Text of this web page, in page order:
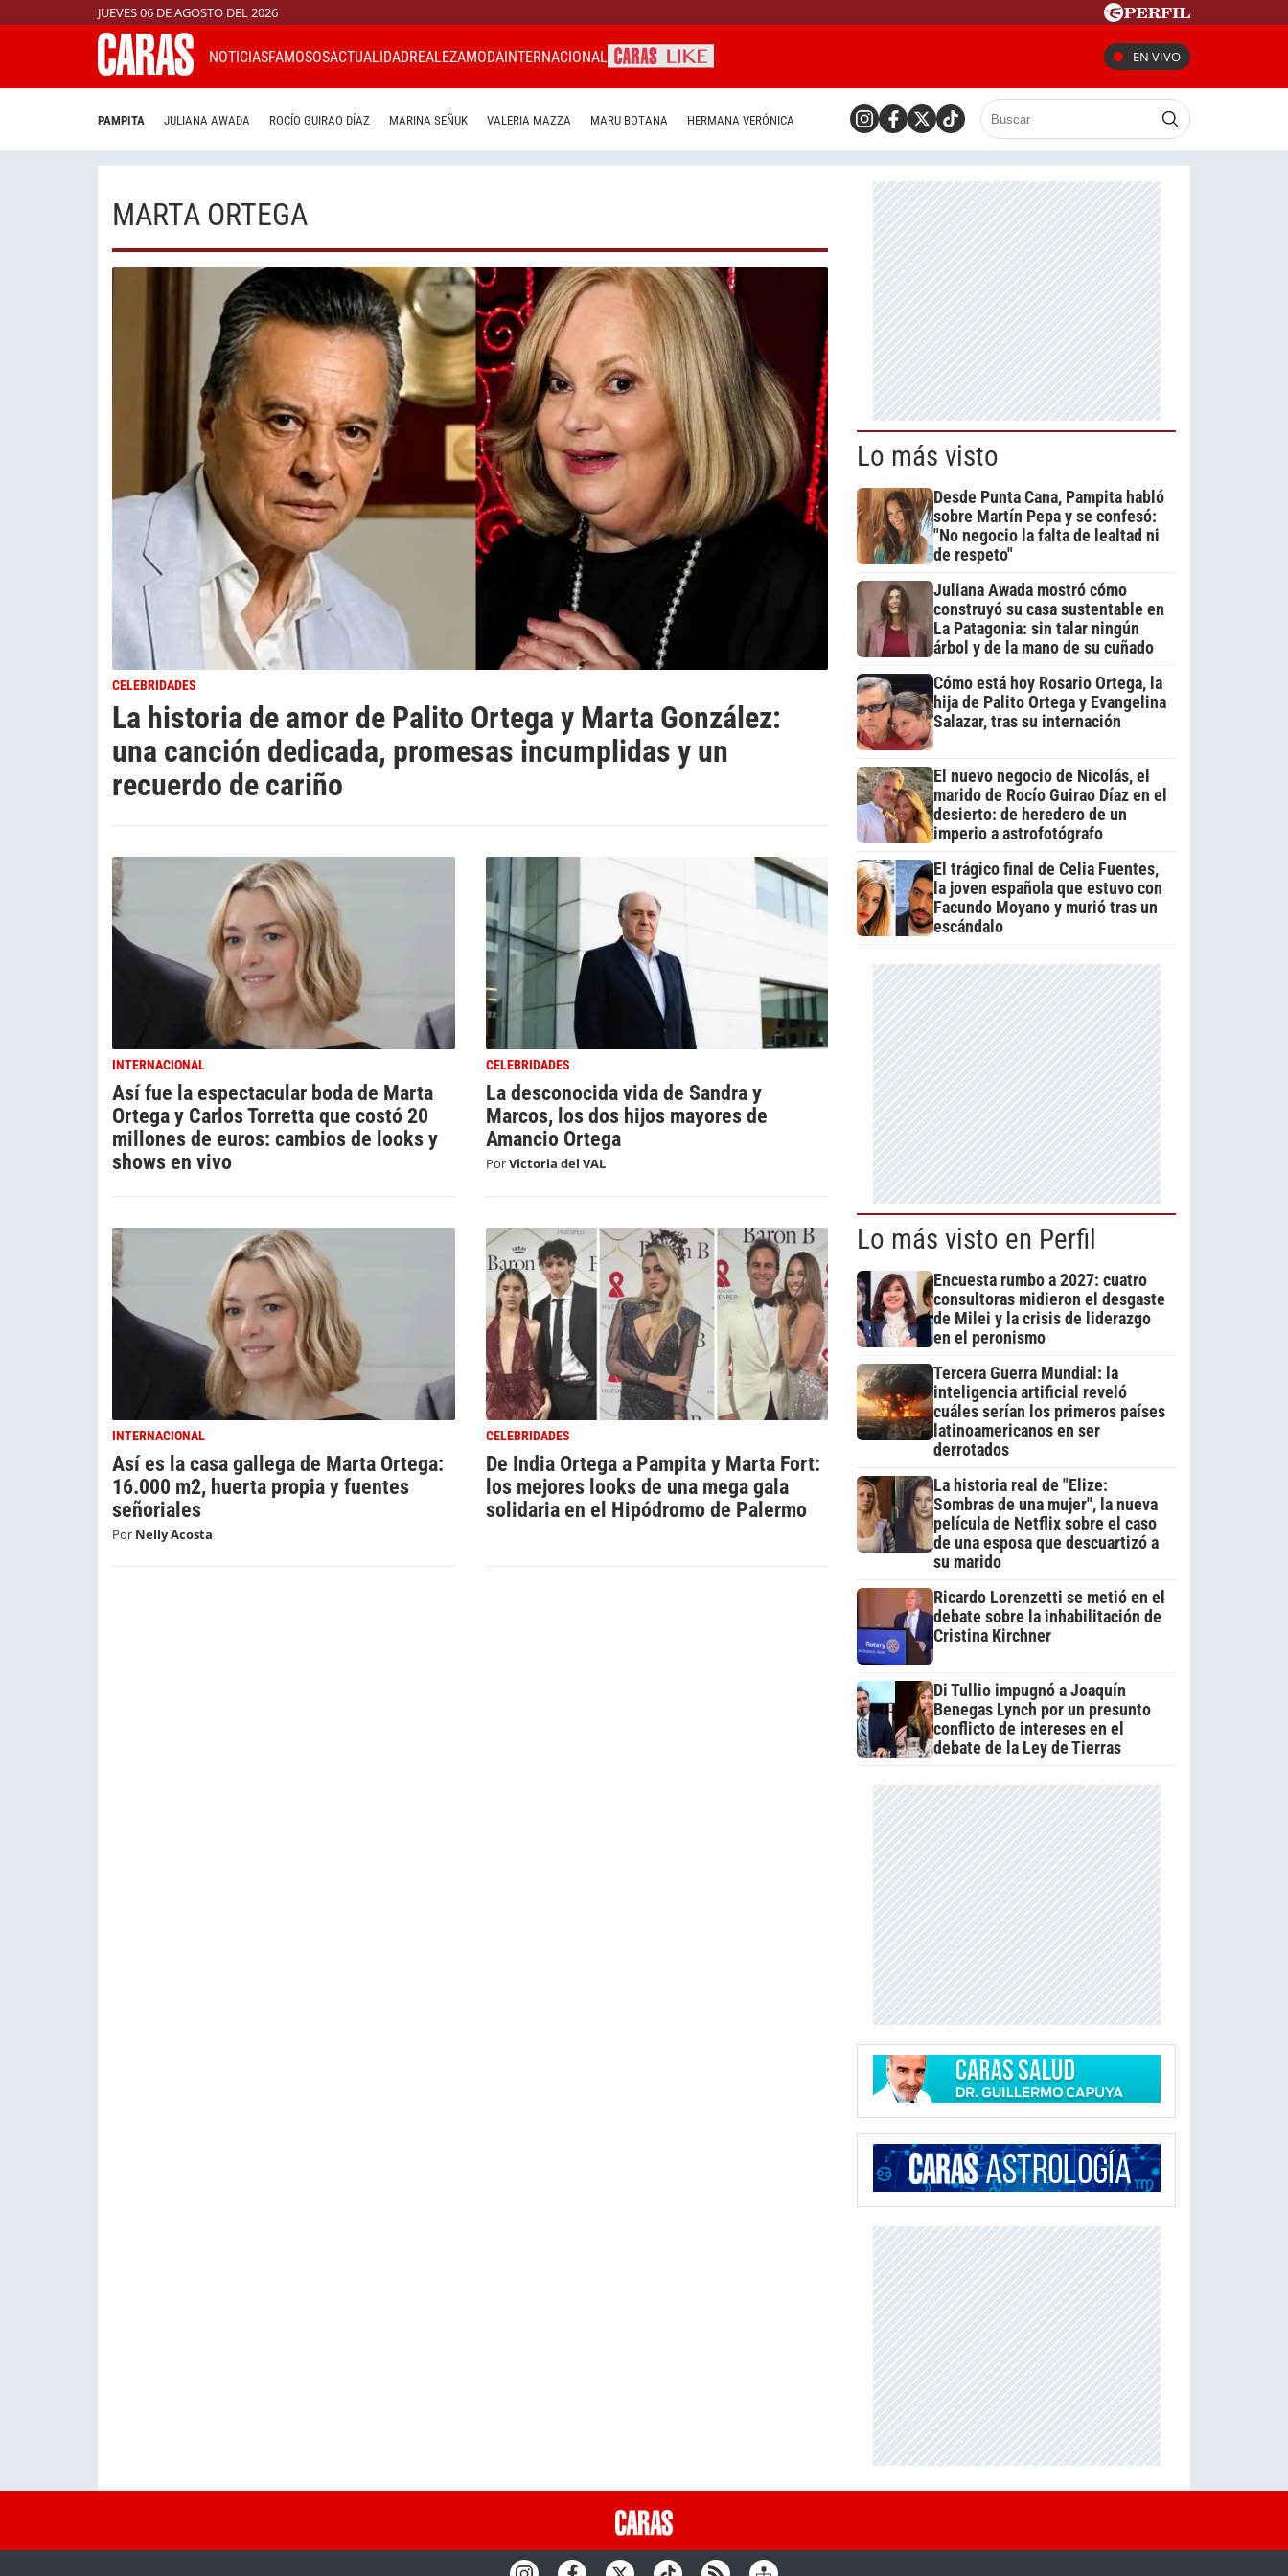
JUEVES 06 DE AGOSTO DEL 2026
NOTICIASFAMOSOSACTUALIDADREALEZAMODAINTERNACIONAL EN VIVO
PAMPITA JULIANA AWADA ROCÍO GUIRAO DÍAZ MARINA SEÑUK VALERIA MAZZA MARU BOTANA HERMANA VERÓNICA
MARTA ORTEGA
CELEBRIDADES
La historia de amor de Palito Ortega y Marta González:
una canción dedicada, promesas incumplidas y un
recuerdo de cariño
INTERNACIONAL
Así fue la espectacular boda de Marta
Ortega y Carlos Torretta que costó 20
millones de euros: cambios de looks y
shows en vivo
CELEBRIDADES
La desconocida vida de Sandra y
Marcos, los dos hijos mayores de
Amancio Ortega
PorVictoria del VAL
INTERNACIONAL
Así es la casa gallega de Marta Ortega:
16.000 m2, huerta propia y fuentes
señoriales
Por Nelly Acosta
CELEBRIDADES
De India Ortega a Pampita y Marta Fort:
los mejores looks de una mega gala
solidaria en el Hipódromo de Palermo
Lo más visto
Desde Punta Cana, Pampita habló
sobre Martín Pepa y se confesó:
"No negocio la falta de lealtad ni
de respeto"
Juliana Awada mostró cómo
construyó su casa sustentable en
La Patagonia: sin talar ningún
árbol y de la mano de su cuñado
Cómo está hoy Rosario Ortega, la
hija de Palito Ortega y Evangelina
Salazar, tras su internación
El nuevo negocio de Nicolás, el
marido de Rocío Guirao Díaz en el
desierto: de heredero de un
imperio a astrofotógrafo
El trágico final de Celia Fuentes,
la joven española que estuvo con
Facundo Moyano y murió tras un
escándalo
Lo más visto en Perfil
Encuesta rumbo a 2027: cuatro
consultoras midieron el desgaste
de Milei y la crisis de liderazgo
en el peronismo
Tercera Guerra Mundial: la
inteligencia artificial reveló
cuáles serían los primeros países
latinoamericanos en ser
derrotados
La historia real de "Elize:
Sombras de una mujer", la nueva
película de Netflix sobre el caso
de una esposa que descuartizó a
su marido
Ricardo Lorenzetti se metió en el
debate sobre la inhabilitación de
Cristina Kirchner
Di Tullio impugnó a Joaquín
Benegas Lynch por un presunto
conflicto de intereses en el
debate de la Ley de Tierras